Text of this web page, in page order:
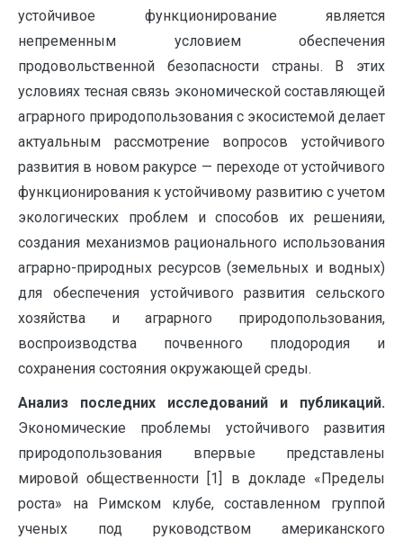
устойчивое функционирование является
непременным условием обеспечения
продовольственной безопасности страны. В этих
условиях тесная связь экономической составляющей
аграрного природопользования с экосистемой делает
актуальным рассмотрение вопросов устойчивого
развития в новом ракурсе — переходе от устойчивого
функционирования к устойчивому развитию с учетом
экологических проблем и способов их решенияи,
создания механизмов рационального использования
аграрно-природных ресурсов (земельных и водных)
для обеспечения устойчивого развития сельского
хозяйства и аграрного природопользования,
воспроизводства почвенного плодородия и
сохранения состояния окружающей среды.
Анализ последних исследований и публикаций.
Экономические проблемы устойчивого развития
природопользования впервые представлены
мировой общественности [1] в докладе «Пределы
роста» на Римском клубе, составленном группой
ученых под руководством американского